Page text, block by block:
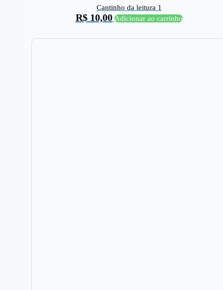
Cantinho da leitura 1
R$10,00 Adicionar ao carrinho